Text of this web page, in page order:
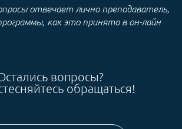
отвечает лично преподаватель,
как это принято в он-лайн
вопросы?
обращаться!